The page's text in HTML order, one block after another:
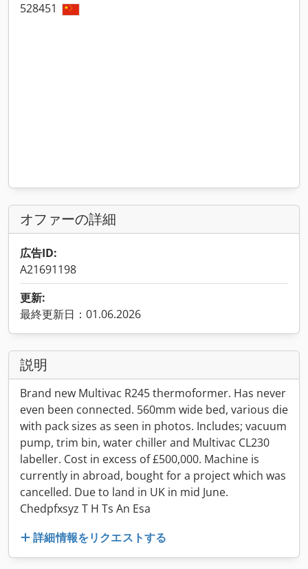
528451
オファーの詳細
広告ID:
A21691198
更新:
最終更新日：01.06.2026
説明
Brand new Multivac R245 thermoformer. Has never
even been connected. 560mm wide bed, various die
with pack sizes as seen in photos. Includes; vacuum
pump, trim bin, water chiller and Multivac CL230
labeller. Cost in excess of £500,000. Machine is
currently in abroad, bought for a project which was
cancelled. Due to land in UK in mid June.
Chedpfxsyz T H Ts An Esa
詳細情報をリクエストする